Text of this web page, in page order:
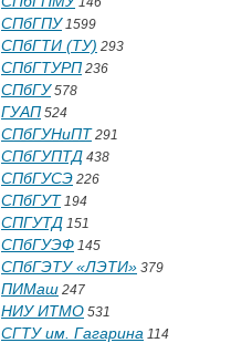
СПбГПУ1599
СПбГТИ (ТУ) 293
СПбГТУРП 236
СПбГУ578
ГУАП 524
СПбГУНиПТ 291
СПбГУПТД 438
СПбГУСЭ 226
СПбГУТ 194
СПГУТД 151
СПбГУЭФ 145
СПбГЭТУ «ЛЭТИ» 379
ПИМаш 247
НИУ ИТМО 531
СГТУ им. Гагарина 114